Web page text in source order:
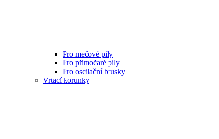
Pro mečové pily
Pro přímočaré pily
Pro oscilační brusky
Vrtací korunky